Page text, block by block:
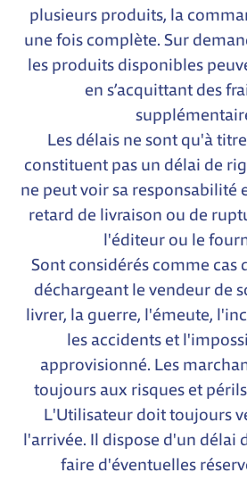
plusieurs produits, la
une fois complète. Sur
les produits disponibles
en s’acquittant des
Les délais ne sont qu'à
constituent pas un délai de
ne peut voir sa responsabilité
retard de livraison ou de
l'éditeur ou le
Sont considérés comme cas
déchargeant le vendeur de
livrer, la guerre, l'émeute,
les accidents et
approvisionné. Les
toujours aux risques et
L'Utilisateur doit toujours
l'arrivée. Il dispose d'un délai
faire d'éventuelles